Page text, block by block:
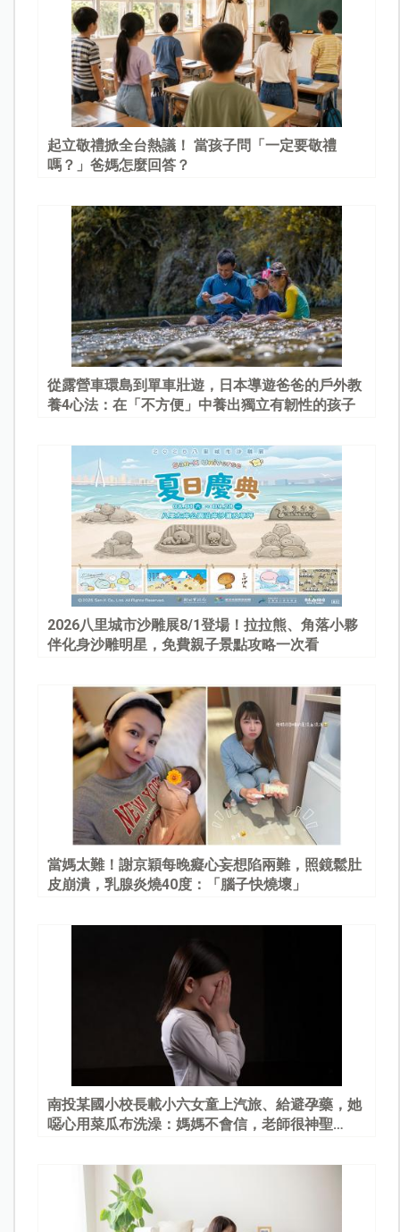
起立敬禮掀全台熱議！ 當孩子問「一定要敬禮
嗎？」爸媽怎麼回答？
從露營車環島到單車壯遊，日本導遊爸爸的戶外教
養4心法：在「不方便」中養出獨立有韌性的孩子
2026八里城市沙雕展8/1登場！拉拉熊、角落小夥
伴化身沙雕明星，免費親子景點攻略一次看
當媽太難！謝京穎每晚癡心妄想陷兩難，照鏡鬆肚
皮崩潰，乳腺炎燒40度：「腦子快燒壞」
南投某國小校長載小六女童上汽旅、給避孕藥，她
噁心用菜瓜布洗澡：媽媽不會信，老師很神聖…